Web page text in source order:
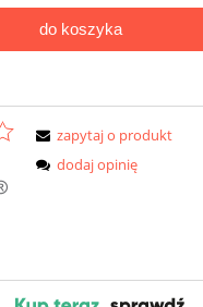
do koszyka
zapytaj o produkt
dodaj opinię